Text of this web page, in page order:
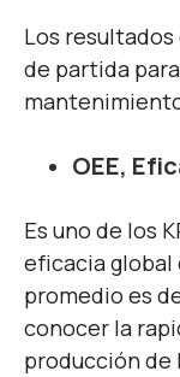
Los
de partida
OEE,
Es uno de los
eficacia global
promedio es
conocer la
producción de